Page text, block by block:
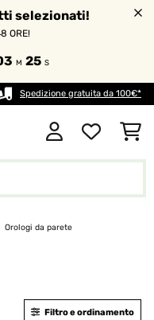
selezionati!
ORE!
M 24 S
Spedizione gratuita da 100€*
Orologi da parete
Filtro e ordinamento